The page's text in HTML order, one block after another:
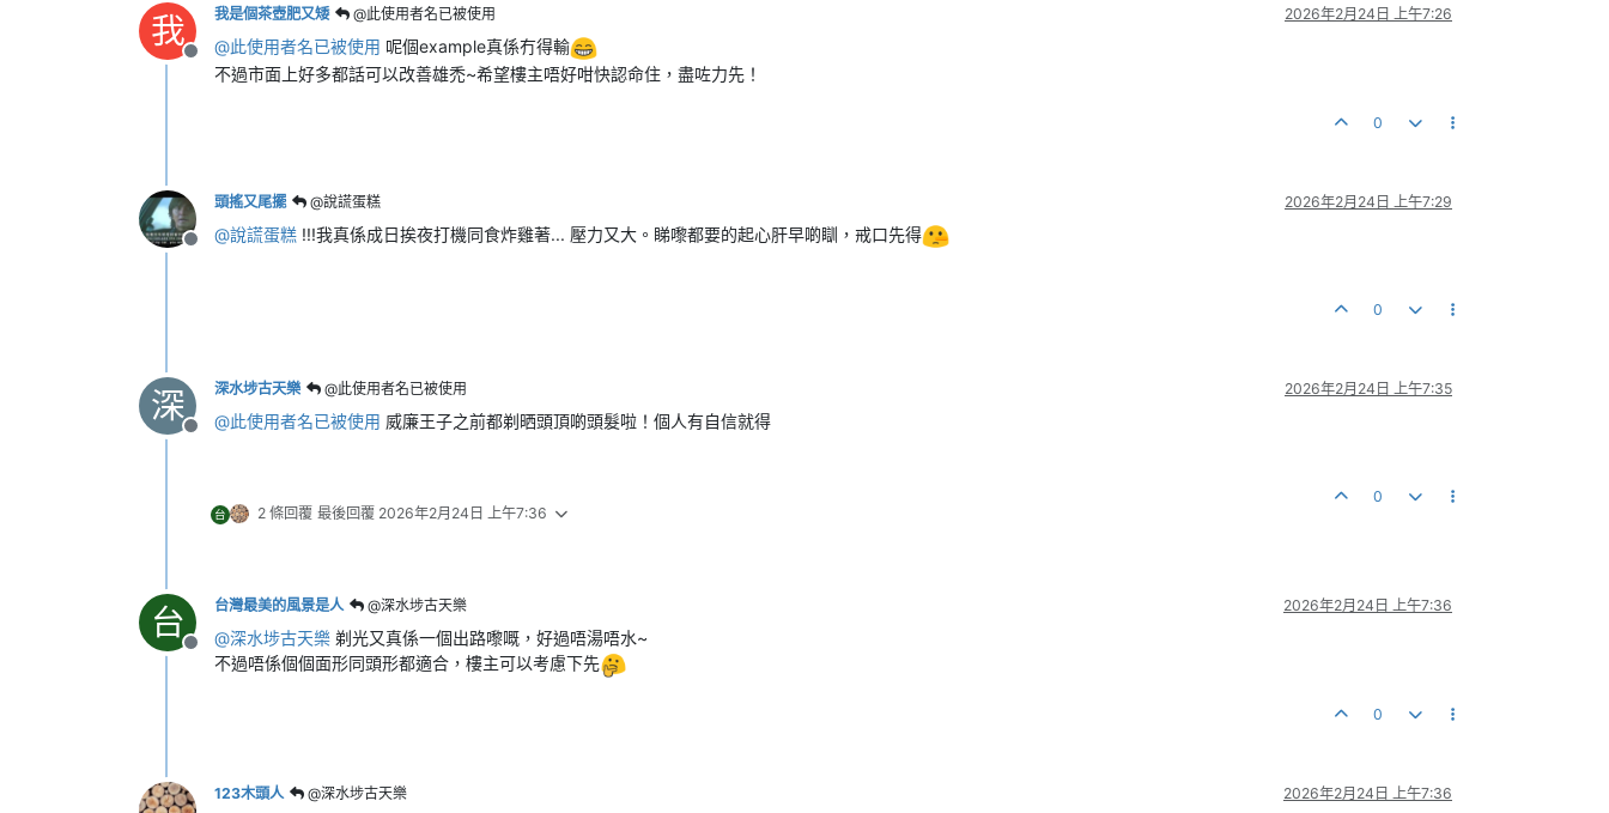
我
離線
我是個茶壺肥又矮 @此使用者名已被使用 2026年2月24日 上午7:26
@此使用者名已被使用 呢個example真係冇得輸
不過市面上好多都話可以改善雄禿~希望樓主唔好咁快認命住，盡咗力先！
0
離線
頭搖又尾擺 @說謊蛋糕 2026年2月24日 上午7:29
@說謊蛋糕 !!!我真係成日挨夜打機同食炸雞著... 壓力又大。睇嚟都要的起心肝早啲瞓，戒口先得
0
深
離線
深水埗古天樂 @此使用者名已被使用 2026年2月24日 上午7:35
@此使用者名已被使用 威廉王子之前都剃晒頭頂啲頭髮啦！個人有自信就得
台 2 條回覆 最後回覆 2026年2月24日 上午7:36
0
台
離線
台灣最美的風景是人 @深水埗古天樂 2026年2月24日 上午7:36
@深水埗古天樂 剃光又真係一個出路嚟嘅，好過唔湯唔水~
不過唔係個個面形同頭形都適合，樓主可以考慮下先
0
123木頭人 @深水埗古天樂 2026年2月24日 上午7:36